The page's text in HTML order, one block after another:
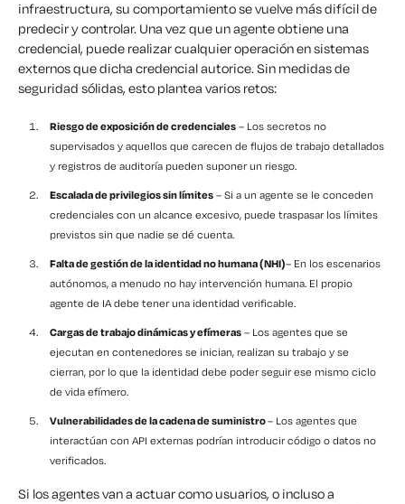
infraestructura, su comportamiento se vuelve más difícil de
predecir y controlar. Una vez que un agente obtiene una
credencial, puede realizar cualquier operación en sistemas
externos que dicha credencial autorice. Sin medidas de
seguridad sólidas, esto plantea varios retos:
Riesgo de exposición de credenciales – Los secretos no
supervisados y aquellos que carecen de flujos de trabajo detallados
y registros de auditoría pueden suponer un riesgo.
Escalada de privilegios sin límites – Si a un agente se le conceden
credenciales con un alcance excesivo, puede traspasar los límites
previstos sin que nadie se dé cuenta.
Falta de gestión de la identidad no humana (NHI)– En los escenarios
autónomos, a menudo no hay intervención humana. El propio
agente de IA debe tener una identidad verificable.
Cargas de trabajo dinámicas y efímeras – Los agentes que se
ejecutan en contenedores se inician, realizan su trabajo y se
cierran, por lo que la identidad debe poder seguir ese mismo ciclo
de vida efímero.
Vulnerabilidades de la cadena de suministro– Los agentes que
interactúan con API externas podrían introducir código o datos no
verificados.
Si los agentes van a actuar como usuarios, o incluso a